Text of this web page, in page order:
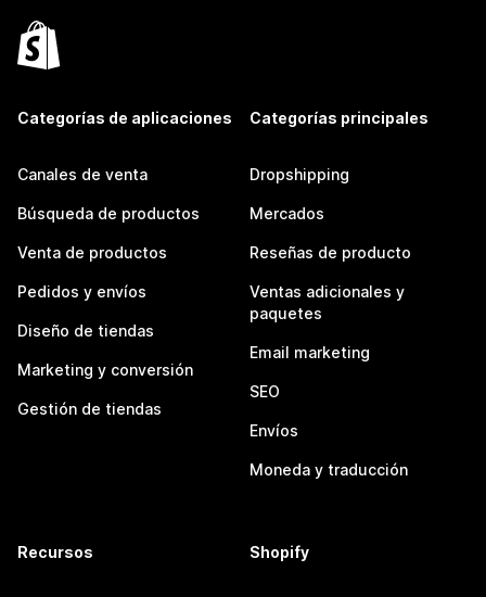
Categorías de aplicaciones
Canales de venta
Búsqueda de productos
Venta de productos
Pedidos y envíos
Diseño de tiendas
Marketing y conversión
Gestión de tiendas
Categorías principales
Dropshipping
Mercados
Reseñas de producto
Ventas adicionales y
paquetes
Email marketing
SEO
Envíos
Moneda y traducción
Recursos Shopify